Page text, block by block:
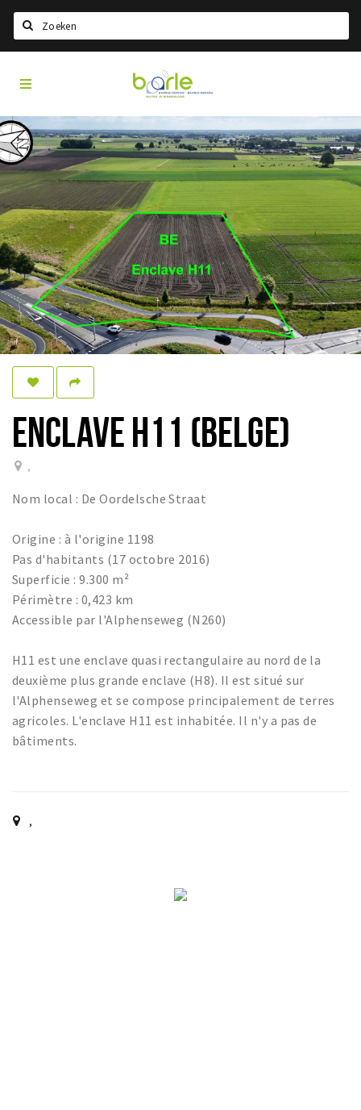
Home
Information
A propos de Baarle
Histoire
Visit Baarle Shop
Bon d'achat Enclave
Événements
Manger
Boire
Dormir
Achats
Parking
Enclaves
Musée et théâtre
Activité
Piste cyclable
Nature
Sign in
Visit
Baarle
ENCLAVE H11 (BELGE)
,
Nom local : De Oordelsche Straat
Origine : à l'origine 1198
Pas d'habitants (17 octobre 2016)
Superficie : 9.300 m²
Périmètre : 0,423 km
Accessible par l'Alphenseweg (N260)
H11 est une enclave quasi rectangulaire au nord de la
deuxième plus grande enclave (H8). Il est situé sur
l'Alphenseweg et se compose principalement de terres
agricoles. L'enclave H11 est inhabitée. Il n'y a pas de
bâtiments.
,